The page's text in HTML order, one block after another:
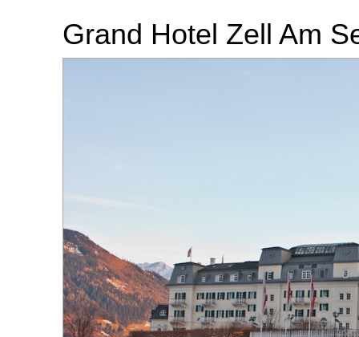
Grand Hotel Zell Am